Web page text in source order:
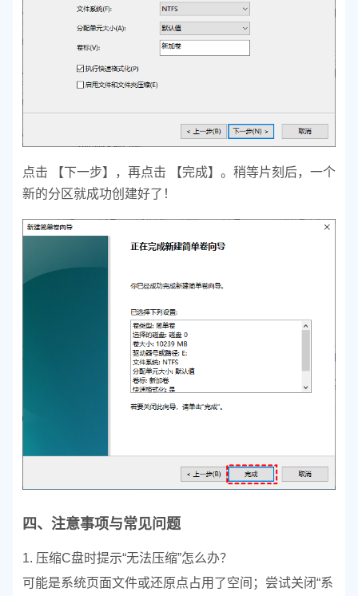
点击 【下一步】，再点击 【完成】。 稍等片刻后，一个
新的分区就成功创建好了！
四、注意事项与常见问题
1. 压缩C盘时提示“无法压缩”怎么办？
可能是系统页面文件或还原点占用了空间； 尝试关闭“系